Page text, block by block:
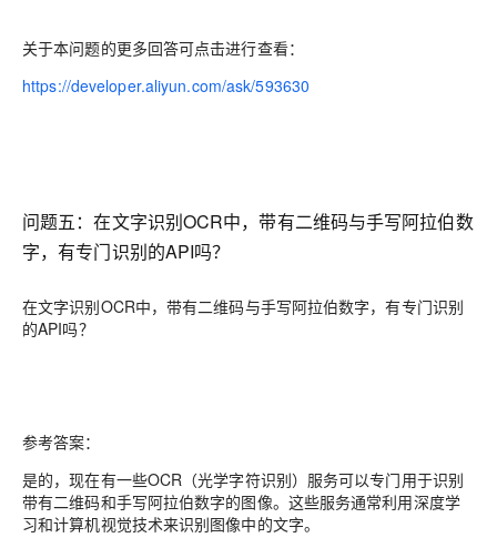
关于本问题的更多回答可点击进行查看：
https://developer.aliyun.com/ask/593630
问题五：在文字识别OCR中，带有二维码与手写阿拉伯数
字，有专门识别的API吗？
在文字识别OCR中，带有二维码与手写阿拉伯数字，有专门识别
的API吗？
参考答案：
是的，现在有一些OCR（光学字符识别）服务可以专门用于识别
带有二维码和手写阿拉伯数字的图像。这些服务通常利用深度学
习和计算机视觉技术来识别图像中的文字。